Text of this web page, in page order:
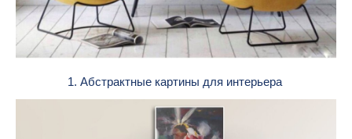
1. Абстрактные картины для интерьера